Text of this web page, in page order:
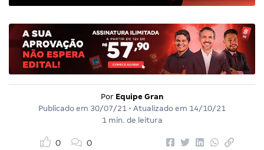
Por Equipe Gran
Publicado em 30/07/21 • Atualizado em 14/10/21
1 min. de leitura
0 0